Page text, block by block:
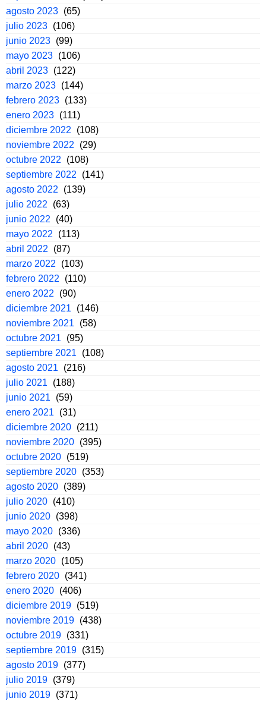
agosto 2023 (65)
julio 2023 (106)
junio 2023 (99)
mayo 2023 (106)
abril 2023 (122)
marzo 2023 (144)
febrero 2023 (133)
enero 2023 (111)
diciembre 2022
(108)
noviembre 2022
(29)
octubre 2022
(108)
septiembre 2022
(141)
agosto 2022
(139)
julio 2022
(63)
junio 2022
(40)
mayo 2022
(113)
abril 2022
(87)
marzo 2022
(103)
febrero 2022
(110)
enero 2022
(90)
diciembre 2021
(146)
noviembre 2021
(58)
octubre 2021
(95)
septiembre 2021
(108)
agosto 2021
(216)
julio 2021
(188)
junio 2021
(59)
enero 2021
(31)
diciembre 2020 (211)
noviembre 2020 (395)
octubre 2020 (519)
septiembre 2020 (353)
agosto 2020 (389)
julio 2020 (410)
junio 2020 (398)
mayo 2020 (336)
abril 2020 (43)
marzo 2020 (105)
febrero 2020 (341)
enero 2020 (406)
diciembre 2019 (519)
noviembre 2019 (438)
octubre 2019 (331)
septiembre 2019 (315)
agosto 2019 (377)
julio 2019 (379)
junio 2019 (371)